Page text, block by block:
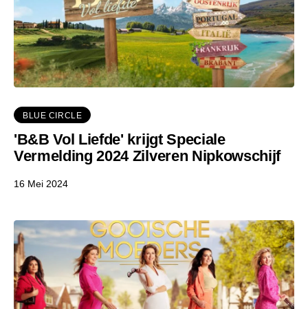
BLUE CIRCLE
'B&B Vol Liefde' krijgt Speciale
Vermelding 2024 Zilveren Nipkowschijf
16 Mei 2024